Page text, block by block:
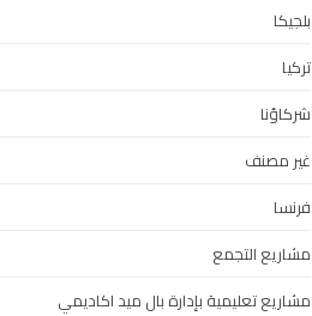
بلجيكا
تركيا
شركاؤنا
غير مصنف
فرنسا
مشاريع التجمع
مشاريع تعليمية بإدارة بال ميد اكاديمي